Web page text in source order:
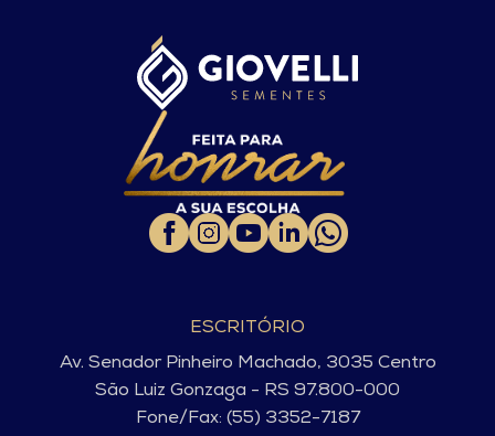
ESCRITÓRIO
Av. Senador Pinheiro Machado, 3035 Centro
São Luiz Gonzaga - RS 97.800-000
Fone/Fax: (55) 3352-7187